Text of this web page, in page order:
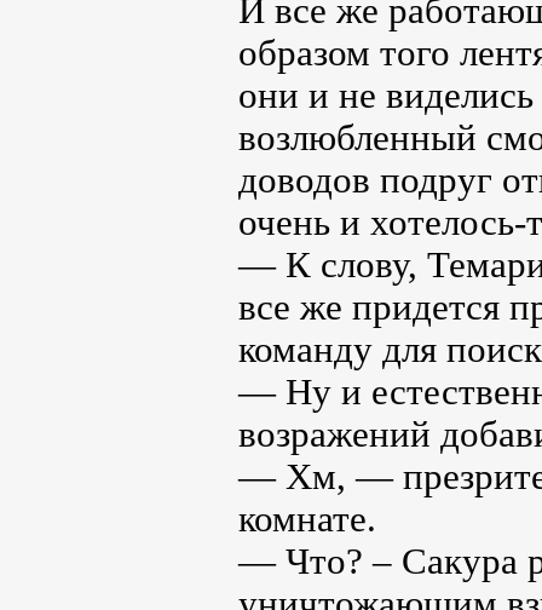
И все же
образом того
они и не
возлюбленный
доводов подруг
очень и хотелось-
— К слову,
все же придется
команду для
— Ну и
возражений
— Хм, —
комнате.
— Что? – Сакура